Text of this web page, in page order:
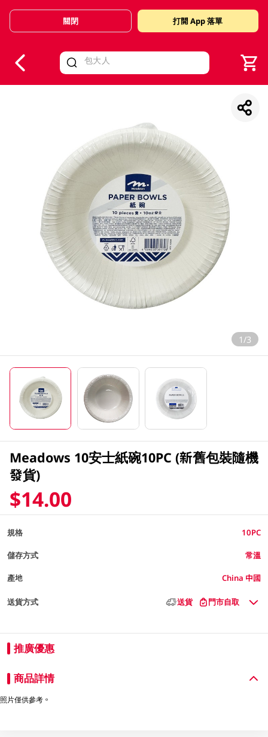
Valid Until 30 June 2026
關閉 打開 App 落單
1/3
Meadows 10安士紙碗10PC (新舊包裝隨機
發貨)
$14.00
規格 10PC
儲存方式 常溫
產地 China 中國
送貨方式 送貨 門市自取
推廣優惠
商品詳情
照片僅供參考。